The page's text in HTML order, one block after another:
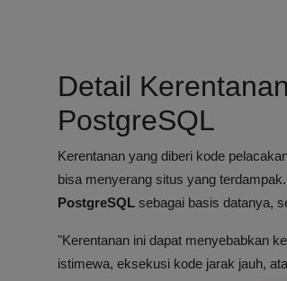
Detail
PostgreSQL
Kerentanan yang diberi kode
bisa menyerang situs yang
PostgreSQL sebagai basis datanya,
"Kerentanan ini dapat menyebabkan
istimewa, eksekusi kode jarak jauh,